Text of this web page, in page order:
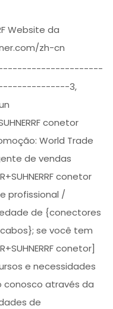
Website da
zh-cn
3,
conetor
World Trade
de vendas
conetor
profissional /
de {conectores
se você tem
conetor]
e necessidades
através da
de